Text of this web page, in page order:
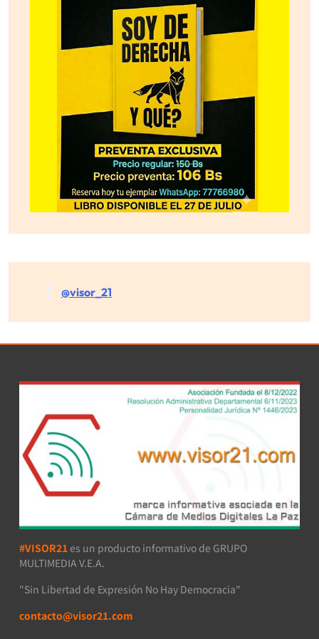
@visor_21
#VISOR21 es un producto informativo de GRUPO
MULTIMEDIA V.E.A.
"Sin Libertad de Expresión No Hay Democracia"
contacto@visor21.com